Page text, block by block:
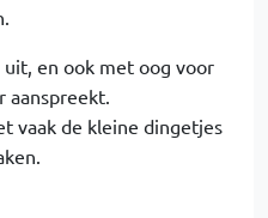
en ook met oog voor
aanspreekt.
vaak de kleine dingetjes